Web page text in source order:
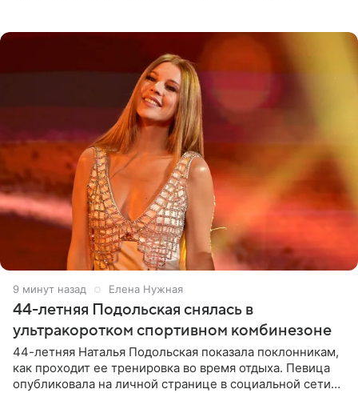
9 минут назад Елена Нужная
44-летняя Подольская снялась в
ультракоротком спортивном комбинезоне
44-летняя Наталья Подольская показала поклонникам,
как проходит ее тренировка во время отдыха. Певица
опубликовала на личной странице в социальной сети